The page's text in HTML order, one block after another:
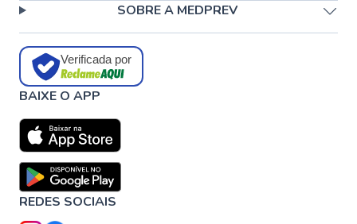
SOBRE A MEDPREV
Verificada por
BAIXE O APP
REDES SOCIAIS